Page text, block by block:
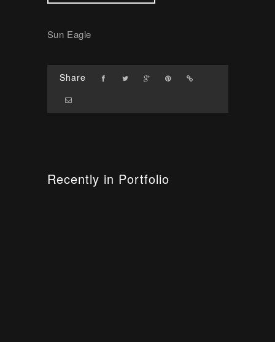
Sun Eagle
Share
Recently in Portfolio